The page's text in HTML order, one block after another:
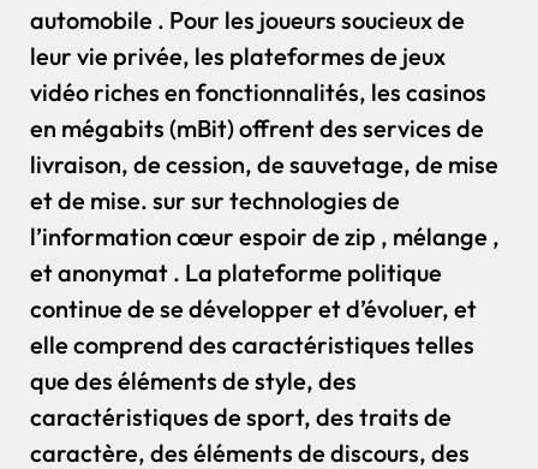
automobile . Pour les joueurs soucieux de
leur vie privée, les plateformes de jeux
vidéo riches en fonctionnalités, les casinos
en mégabits (mBit) offrent des services de
livraison, de cession, de sauvetage, de mise
et de mise. sur sur technologies de
l’information cœur espoir de zip , mélange ,
et anonymat . La plateforme politique
continue de se développer et d’évoluer, et
elle comprend des caractéristiques telles
que des éléments de style, des
caractéristiques de sport, des traits de
caractère, des éléments de discours, des